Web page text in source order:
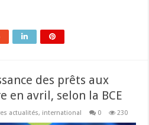
des prêts aux
en avril, selon la BCE
actualités, international 0 230